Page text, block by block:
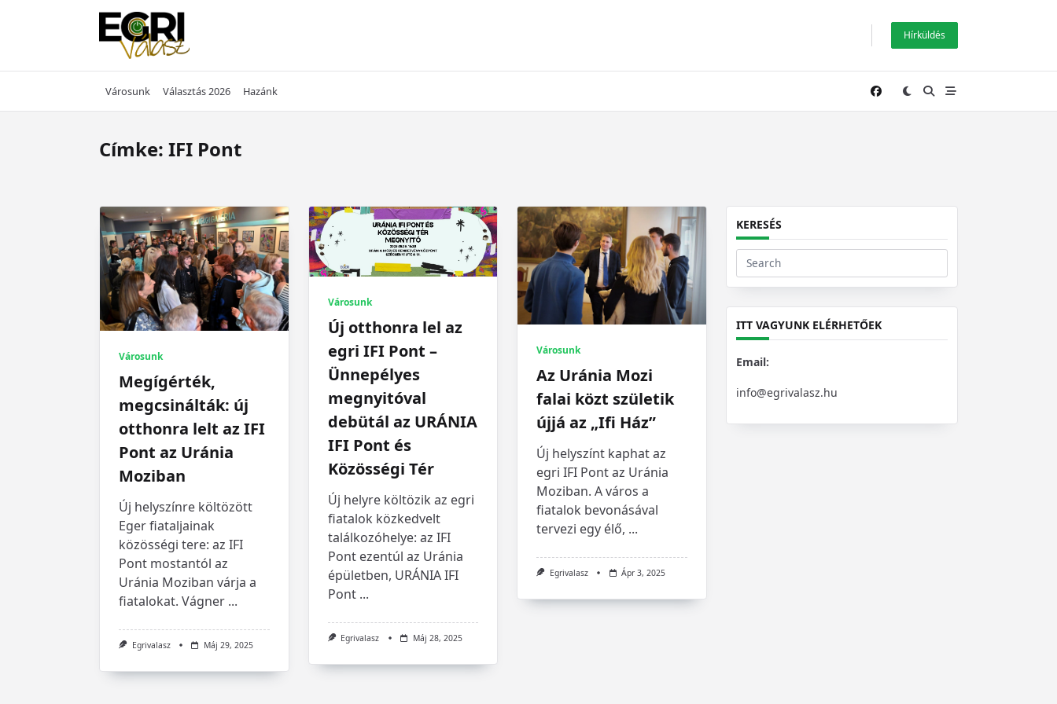
Hírküldés
Városunk Választás 2026 Hazánk
Címke: IFI Pont
Városunk
Megígérték,
megcsinálták: új
otthonra lelt az IFI
Pont az Uránia
Moziban
Új helyszínre költözött
Eger fiataljainak
közösségi tere: az IFI
Pont mostantól az
Uránia Moziban várja a
fiatalokat. Vágner ...
Egrivalasz Máj 29, 2025
Városunk
Új otthonra lel az
egri IFI Pont –
Ünnepélyes
megnyitóval
debütál az URÁNIA
IFI Pont és
Közösségi Tér
Új helyre költözik az egri
fiatalok közkedvelt
találkozóhelye: az IFI
Pont ezentúl az Uránia
épületben, URÁNIA IFI
Pont ...
Egrivalasz Máj 28, 2025
Városunk
Az Uránia Mozi
falai közt születik
újjá az „Ifi Ház”
Új helyszínt kaphat az
egri IFI Pont az Uránia
Moziban. A város a
fiatalok bevonásával
tervezi egy élő, ...
Egrivalasz Ápr 3, 2025
KERESÉS
Search
for:
ITT VAGYUNK ELÉRHETŐEK
Email:
info@egrivalasz.hu